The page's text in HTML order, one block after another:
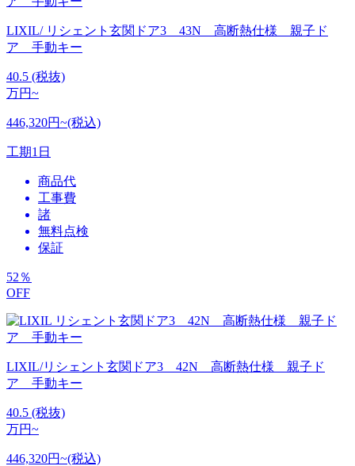
LIXIL/ リシェント玄関ドア3 43N 高断熱仕様 親子ド
ア 手動キー
40.5 (税抜)
万円~
446,320円~(税込)
工期1日
商品代
工事費
諸
無料点検
保証
52 ％
OFF
LIXIL/リシェント玄関ドア3 42N 高断熱仕様 親子ド
ア 手動キー
40.5 (税抜)
万円~
446,320円~(税込)